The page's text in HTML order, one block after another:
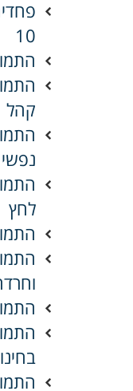
10
קהל
נפשי
לחץ